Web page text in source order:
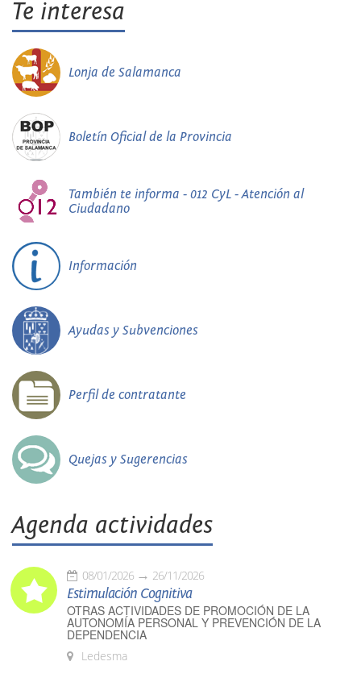
Te interesa
Lonja de Salamanca
Boletín Oficial de la Provincia
También te informa - 012 CyL - Atención al
Ciudadano
Información
Ayudas y Subvenciones
Perfil de contratante
Quejas y Sugerencias
Agenda actividades
08/01/2026 26/11/2026
Estimulación Cognitiva
OTRAS ACTIVIDADES DE PROMOCIÓN DE LA
AUTONOMÍA PERSONAL Y PREVENCIÓN DE LA
DEPENDENCIA
Ledesma